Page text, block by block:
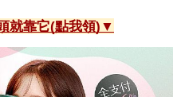
就靠它(點我領)▼